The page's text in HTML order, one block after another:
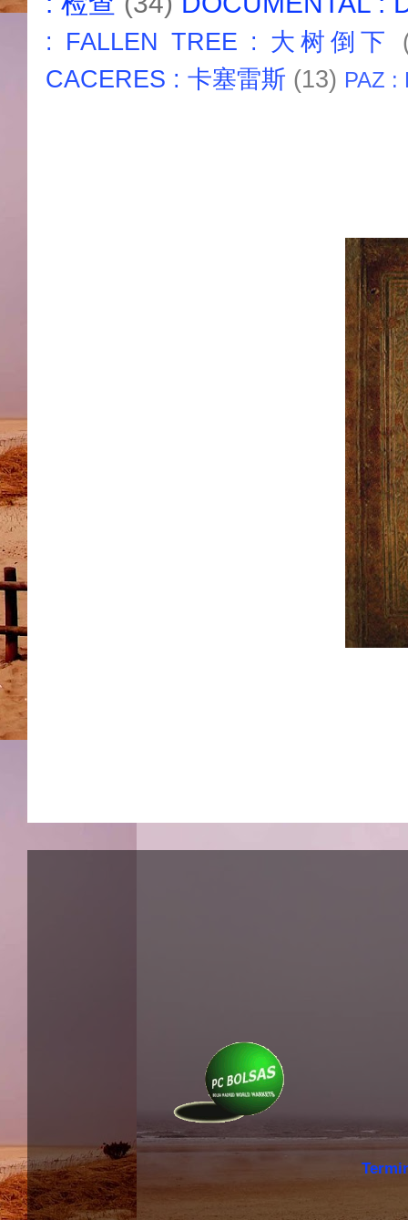
: FALLEN TREE : 大树倒下
CACERES : 卡塞雷斯 (13) PAZ :